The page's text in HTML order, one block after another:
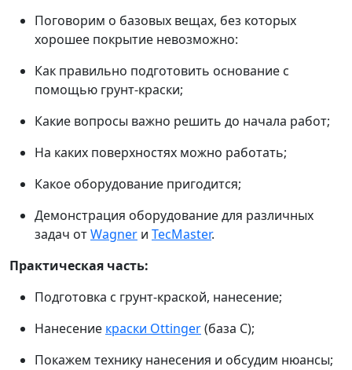
Поговорим о базовых вещах, без которых
хорошее покрытие невозможно:
Как правильно подготовить основание с
помощью грунт-краски;
Какие вопросы важно решить до начала работ;
На каких поверхностях можно работать;
Какое оборудование пригодится;
Демонстрация оборудование для различных
задач отWagner и TecMaster.
Практическая часть:
Подготовка с грунт-краской, нанесение;
Нанесение краски Ottinger(база C);
Покажем технику нанесения и обсудим нюансы;